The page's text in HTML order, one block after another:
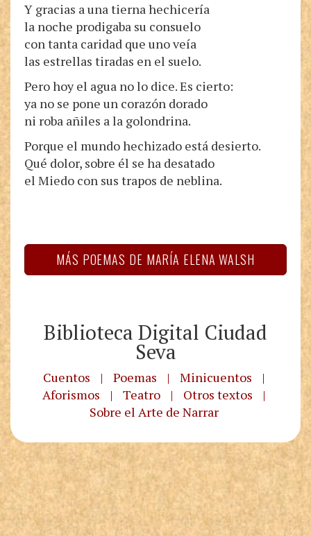
Y gracias a una tierna hechicería
la noche prodigaba su consuelo
con tanta caridad que uno veía
las estrellas tiradas en el suelo.
Pero hoy el agua no lo dice. Es cierto:
ya no se pone un corazón dorado
ni roba añiles a la golondrina.
Porque el mundo hechizado está desierto.
Qué dolor, sobre él se ha desatado
el Miedo con sus trapos de neblina.
MÁS POEMAS DE MARÍA ELENA WALSH
Biblioteca Digital Ciudad
Seva
Cuentos | Poemas | Minicuentos
|
Aforismos
| Teatro | Otros textos
|
Sobre el Arte de Narrar